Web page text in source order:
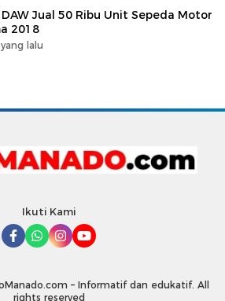
Jual 50 Ribu Unit Sepeda Motor
2018
lalu
Ikuti Kami
– Informatif dan edukatif. All
rights reserved